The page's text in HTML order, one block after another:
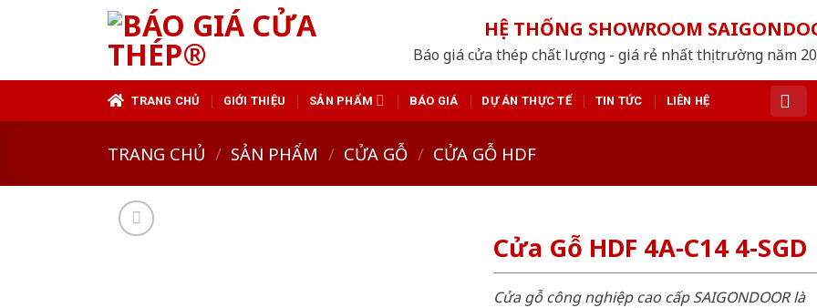
HỆ THỐNG SHOWROOM
Báo giá cửa thép chất lượng - giá rẻ nhất thị trường năm
TRANG CHỦ GIỚI THIỆU SẢN PHẨM BÁO GIÁ DỰ ÁN THỰC TẾ TIN TỨC LIÊN HỆ
TRANG CHỦ / SẢN PHẨM / CỬA GỖ / CỬA GỖ HDF
Cửa Gỗ HDF 4A-C14 4-SGD
Cửa gỗ công nghiệp cao cấp SAIGONDOOR là